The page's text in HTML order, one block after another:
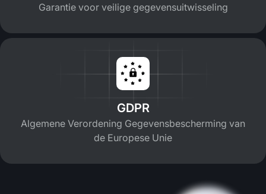
Garantie voor veilige gegevensuitwisseling
GDPR
Algemene Verordening Gegevensbescherming van
de Europese Unie